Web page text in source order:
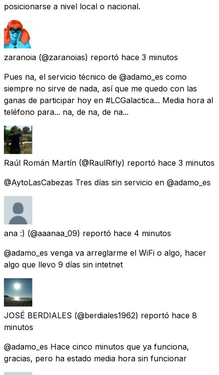
posicionarse a nivel local o nacional.
zaranoia (@zaranoias) reportó hace 3 minutos
Pues na, el servicio técnico de @adamo_es como
siempre no sirve de nada, así que me quedo con las
ganas de participar hoy en #LCGalactica... Media hora al
teléfono para... na, de na, de na...
Raúl Román Martín (@RaulRifly) reportó hace 3 minutos
@AytoLasCabezas Tres días sin servicio en @adamo_es
ana :) (@aaanaa_09) reportó hace 4 minutos
@adamo_es venga va arreglarme el WiFi o algo, hacer
algo que llevo 9 días sin intetnet
JOSÉ BERDIALES (@berdiales1962) reportó hace 8
minutos
@adamo_es Hace cinco minutos que ya funciona,
gracias, pero ha estado media hora sin funcionar